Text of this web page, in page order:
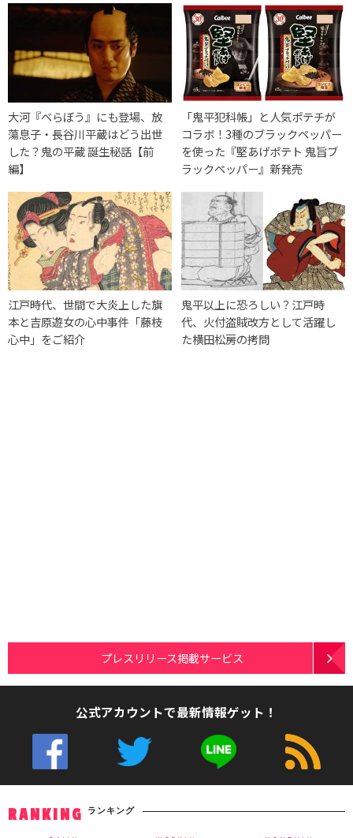
大河『べらぼう』にも登場、放
蕩息子・長谷川平蔵はどう出世
した？鬼の平蔵 誕生秘話【前
編】
「鬼平犯科帳」と人気ポテチが
コラボ！3種のブラックペッパー
を使った『堅あげポテト 鬼旨ブ
ラックペッパー』新発売
江戸時代、世間で大炎上した旗
本と吉原遊女の心中事件「藤枝
心中」をご紹介
鬼平以上に恐ろしい？江戸時
代、火付盗賊改方として活躍し
た横田松房の拷問
プレスリリース掲載サービス
公式アカウントで最新情報ゲット！
RANKING ランキング